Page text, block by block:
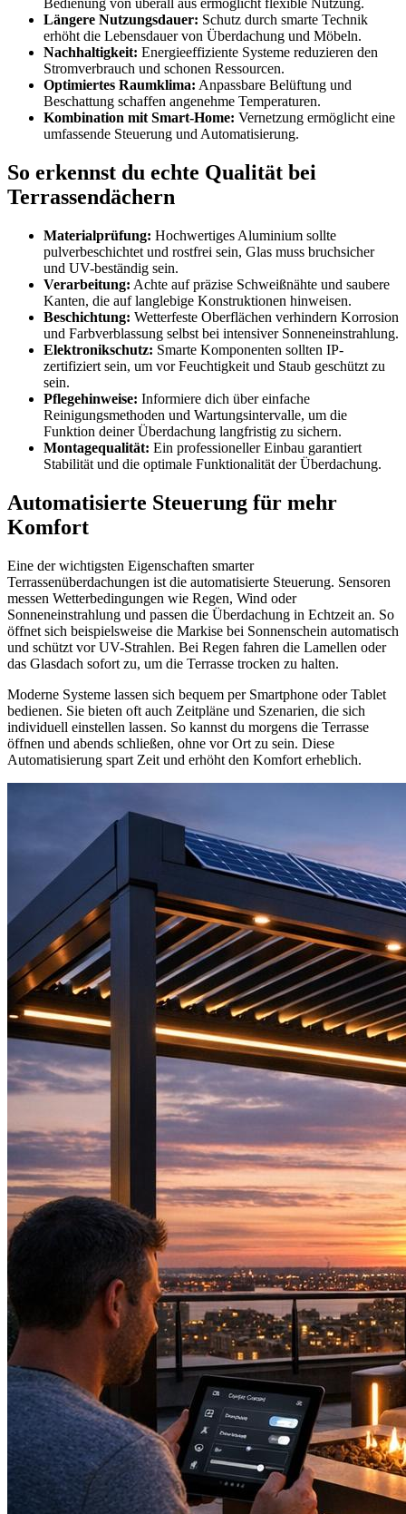
Bedienung von überall aus ermöglicht flexible Nutzung.
Längere Nutzungsdauer: Schutz durch smarte Technik
erhöht die Lebensdauer von Überdachung und Möbeln.
Nachhaltigkeit: Energieeffiziente Systeme reduzieren den
Stromverbrauch und schonen Ressourcen.
Optimiertes Raumklima: Anpassbare Belüftung und
Beschattung schaffen angenehme Temperaturen.
Kombination mit Smart-Home: Vernetzung ermöglicht eine
umfassende Steuerung und Automatisierung.
So erkennst du echte Qualität bei
Terrassendächern
Materialprüfung: Hochwertiges Aluminium sollte
pulverbeschichtet und rostfrei sein, Glas muss bruchsicher
und UV-beständig sein.
Verarbeitung: Achte auf präzise Schweißnähte und saubere
Kanten, die auf langlebige Konstruktionen hinweisen.
Beschichtung: Wetterfeste Oberflächen verhindern Korrosion
und Farbverblassung selbst bei intensiver Sonneneinstrahlung.
Elektronikschutz: Smarte Komponenten sollten IP-
zertifiziert sein, um vor Feuchtigkeit und Staub geschützt zu
sein.
Pflegehinweise: Informiere dich über einfache
Reinigungsmethoden und Wartungsintervalle, um die
Funktion deiner Überdachung langfristig zu sichern.
Montagequalität: Ein professioneller Einbau garantiert
Stabilität und die optimale Funktionalität der Überdachung.
Automatisierte Steuerung für mehr
Komfort
Eine der wichtigsten Eigenschaften smarter
Terrassenüberdachungen ist die automatisierte Steuerung. Sensoren
messen Wetterbedingungen wie Regen, Wind oder
Sonneneinstrahlung und passen die Überdachung in Echtzeit an. So
öffnet sich beispielsweise die Markise bei Sonnenschein automatisch
und schützt vor UV-Strahlen. Bei Regen fahren die Lamellen oder
das Glasdach sofort zu, um die Terrasse trocken zu halten.
Moderne Systeme lassen sich bequem per Smartphone oder Tablet
bedienen. Sie bieten oft auch Zeitpläne und Szenarien, die sich
individuell einstellen lassen. So kannst du morgens die Terrasse
öffnen und abends schließen, ohne vor Ort zu sein. Diese
Automatisierung spart Zeit und erhöht den Komfort erheblich.